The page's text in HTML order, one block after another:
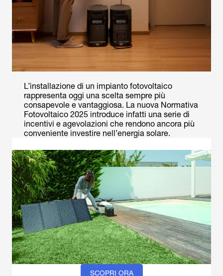
L’installazione di un impianto fotovoltaico
rappresenta oggi una scelta sempre più
consapevole e vantaggiosa. La nuova Normativa
Fotovoltaico 2025 introduce infatti una serie di
incentivi e agevolazioni che rendono ancora più
conveniente investire nell’energia solare.
SCOPRI ORA